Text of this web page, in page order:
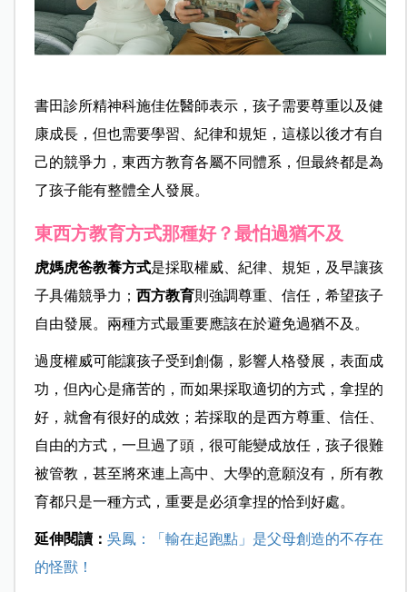
書田診所精神科施佳佐醫師表示，孩子需要尊重以及健
康成長，但也需要學習、紀律和規矩，這樣以後才有自
己的競爭力，東西方教育各屬不同體系，但最終都是為
了孩子能有整體全人發展。
東西方教育方式那種好？最怕過猶不及
虎媽虎爸教養方式是採取權威、紀律、規矩，及早讓孩
子具備競爭力； 西方教育則強調尊重、信任，希望孩子
自由發展。兩種方式最重要應該在於避免過猶不及。
過度權威可能讓孩子受到創傷，影響人格發展，表面成
功，但內心是痛苦的，而如果採取適切的方式，拿捏的
好，就會有很好的成效；若採取的是西方尊重、信任、
自由的方式，一旦過了頭，很可能變成放任，孩子很難
被管教，甚至將來連上高中、大學的意願沒有，所有教
育都只是一種方式，重要是必須拿捏的恰到好處。
延伸閱讀： 吳鳳：「輸在起跑點」是父母創造的不存在
的怪獸！